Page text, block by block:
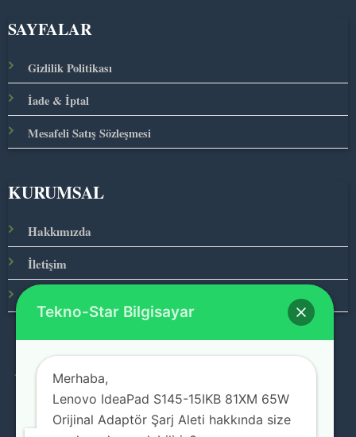
SAYFALAR
Gizlilik Politikası
İade & İptal
Mesafeli Satış Sözleşmesi
KURUMSAL
Hakkımızda
İletişim
© 2026 Teknolojinin Starı
Tekno-Star Bilgisayar
Merhaba,
Lenovo IdeaPad S145-15IKB 81XM 65W
Orijinal Adaptör Şarj Aleti hakkında size